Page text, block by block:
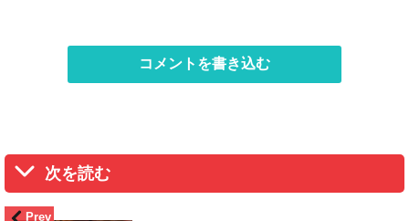
コメントを書き込む
次を読む
Prev